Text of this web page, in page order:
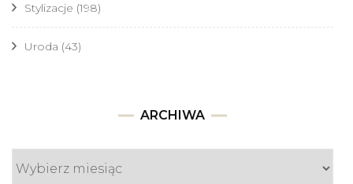
Stylizacje (198)
Uroda (43)
ARCHIWA
Archiwa